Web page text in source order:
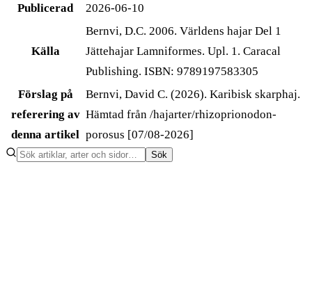
Publicerad
2026-06-10
Källa
Bernvi, D.C. 2006. Världens hajar Del 1
Jättehajar Lamniformes. Upl. 1. Caracal
Publishing. ISBN: 9789197583305
Förslag på
referering av
denna artikel
Bernvi, David C. (2026). Karibisk skarphaj.
Hämtad från /hajarter/rhizoprionodon-
porosus [07/08-2026]
Sök